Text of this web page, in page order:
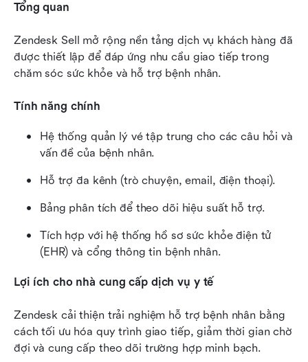
Tổng quan
Zendesk Sell mở rộng nền tảng dịch vụ khách hàng đã
được thiết lập để đáp ứng nhu cầu giao tiếp trong
chăm sóc sức khỏe và hỗ trợ bệnh nhân.
Tính năng chính
Hệ thống quản lý vé tập trung cho các câu hỏi và
vấn đề của bệnh nhân.
Hỗ trợ đa kênh (trò chuyện, email, điện thoại).
Bảng phân tích để theo dõi hiệu suất hỗ trợ.
Tích hợp với hệ thống hồ sơ sức khỏe điện tử
(EHR) và cổng thông tin bệnh nhân.
Lợi ích cho nhà cung cấp dịch vụ y tế
Zendesk cải thiện trải nghiệm hỗ trợ bệnh nhân bằng
cách tối ưu hóa quy trình giao tiếp, giảm thời gian chờ
đợi và cung cấp theo dõi trường hợp minh bạch.